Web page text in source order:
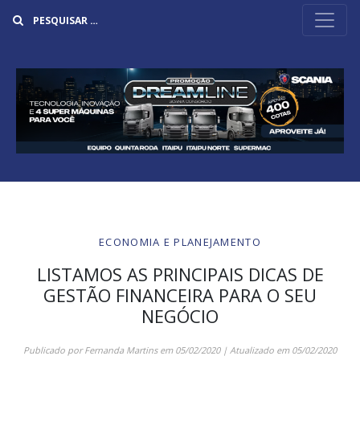
ECONOMIA E PLANEJAMENTO
LISTAMOS AS PRINCIPAIS DICAS DE
GESTÃO FINANCEIRA PARA O SEU
NEGÓCIO
Publicado porFernanda Martinsem 05/02/2020| Atualizado em 05/02/2020